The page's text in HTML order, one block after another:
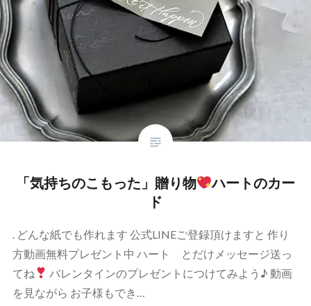
「気持ちのこもった」贈り物
ハートのカー
ド
. どんな紙でも作れます 公式LINEご登録頂けますと 作り
方動画無料プレゼント中 ハート とだけメッセージ送っ
てね
バレンタインのプレゼントにつけてみよう♪ 動画
を見ながら お子様もでき…